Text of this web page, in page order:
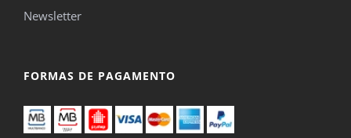
Newsletter
FORMAS DE PAGAMENTO